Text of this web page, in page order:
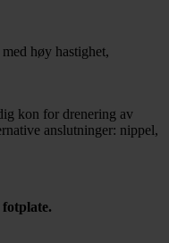
høy hastighet,
kon for drenering av
anslutninger: nippel,